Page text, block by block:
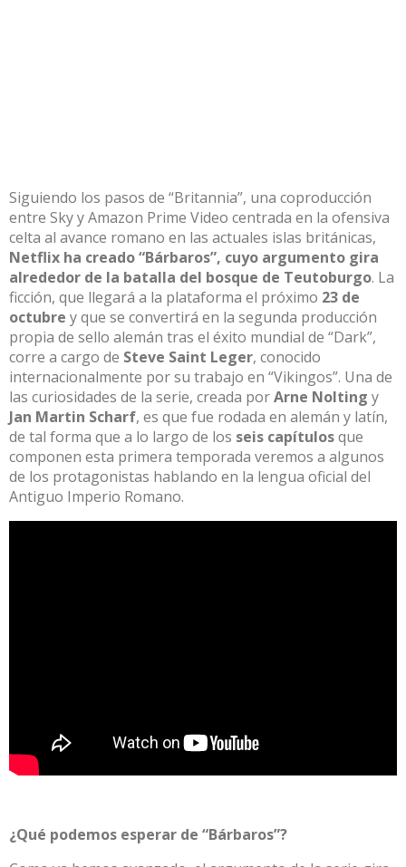
Siguiendo los pasos de “Britannia”, una coproducción
entre Sky y Amazon Prime Video centrada en la ofensiva
celta al avance romano en las actuales islas británicas,
Netflix ha creado “Bárbaros”, cuyo argumento gira
alrededor de la batalla del bosque de Teutoburgo. La
ficción, que llegará a la plataforma el próximo 23 de
octubre y que se convertirá en la segunda producción
propia de sello alemán tras el éxito mundial de “Dark”,
corre a cargo de Steve Saint Leger, conocido
internacionalmente por su trabajo en “Vikingos”. Una de
las curiosidades de la serie, creada porArne Nolting y
Jan Martin Scharf, es que fue rodada en alemán y latín,
de tal forma que a lo largo de los seis capítulosque
componen esta primera temporada veremos a algunos
de los protagonistas hablando en la lengua oficial del
Antiguo Imperio Romano.
¿Qué podemos esperar de “Bárbaros”?